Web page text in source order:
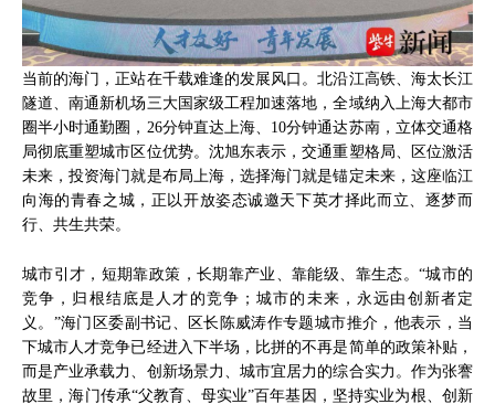
当前的海门，正站在千载难逢的发展风口。北沿江高铁、海太长江
隧道、南通新机场三大国家级工程加速落地，全域纳入上海大都市
圈半小时通勤圈，26分钟直达上海、10分钟通达苏南，立体交通格
局彻底重塑城市区位优势。沈旭东表示，交通重塑格局、区位激活
未来，投资海门就是布局上海，选择海门就是锚定未来，这座临江
向海的青春之城，正以开放姿态诚邀天下英才择此而立、逐梦而
行、共生共荣。
城市引才，短期靠政策，长期靠产业、靠能级、靠生态。“城市的
竞争，归根结底是人才的竞争；城市的未来，永远由创新者定
义。”海门区委副书记、区长陈威涛作专题城市推介，他表示，当
下城市人才竞争已经进入下半场，比拼的不再是简单的政策补贴，
而是产业承载力、创新场景力、城市宜居力的综合实力。作为张謇
故里，海门传承“父教育、母实业”百年基因，坚持实业为根、创新